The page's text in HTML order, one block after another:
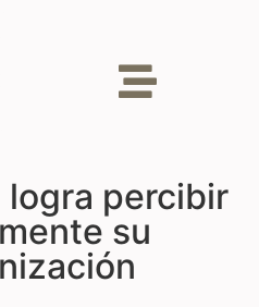
logra percibir
su